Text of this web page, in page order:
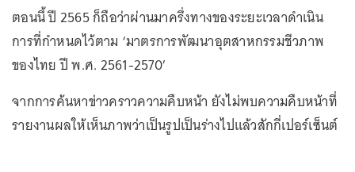
ตอนนี้ ปี 2565 ก็ถือว่าผ่านมาครึ่งทางของระยะเวลาดำเนิน
การที่กำหนดไว้ตาม ‘มาตรการพัฒนาอุตสาหกรรมชีวภาพ
ของไทย ปี พ.ศ. 2561-2570’
จากการค้นหาข่าวคราวความคืบหน้า ยังไม่พบความคืบหน้าที่
รายงานผลให้เห็นภาพว่าเป็นรูปเป็นร่างไปแล้วสักกี่เปอร์เซ็นต์